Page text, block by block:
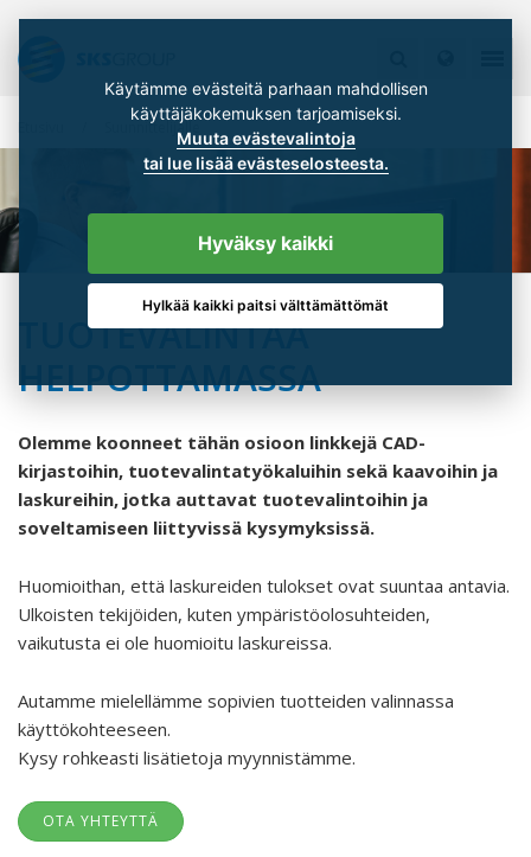
Suunnittelijalle
TUOTEVALINTAA
HELPOTTAMASSA
Olemme koonneet tähän osioon linkkejä CAD-
kirjastoihin, tuotevalintatyökaluihin sekä kaavoihin ja
laskureihin, jotka auttavat tuotevalintoihin ja
soveltamiseen liittyvissä kysymyksissä.
Huomioithan, että laskureiden tulokset ovat suuntaa antavia.
Ulkoisten tekijöiden, kuten ympäristöolosuhteiden,
vaikutusta ei ole huomioitu laskureissa.
Autamme mielellämme sopivien tuotteiden valinnassa
käyttökohteeseen.
Kysy rohkeasti lisätietoja myynnistämme.
OTA YHTEYTTÄ
Käytämme evästeitä parhaan mahdollisen
Muuta evästevalintoja
tai lue lisää evästeselosteesta.
Hyväksy kaikki
Hylkää kaikki paitsi välttämättömät